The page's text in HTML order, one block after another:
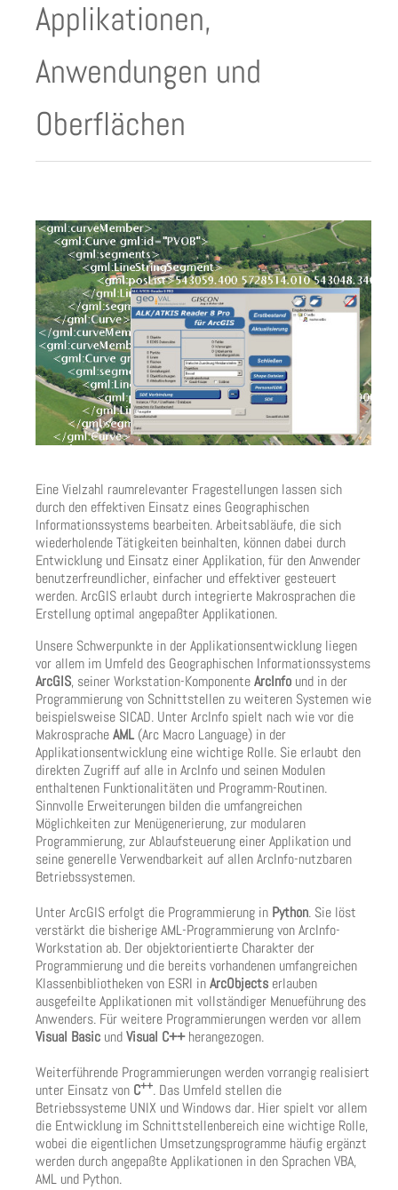
Applikationen,
Anwendungen und
Oberflächen
Eine Vielzahl raumrelevanter Fragestellungen lassen sich
durch den effektiven Einsatz eines Geographischen
Informationssystems bearbeiten. Arbeitsabläufe, die sich
wiederholende Tätigkeiten beinhalten, können dabei durch
Entwicklung und Einsatz einer Applikation, für den Anwender
benutzerfreundlicher, einfacher und effektiver gesteuert
werden. ArcGIS erlaubt durch integrierte Makrosprachen die
Erstellung optimal angepaßter Applikationen.
Unsere Schwerpunkte in der Applikationsentwicklung liegen
vor allem im Umfeld des Geographischen Informationssystems
ArcGIS, seiner Workstation-KomponenteArcInfo und in der
Programmierung von Schnittstellen zu weiteren Systemen wie
beispielsweise SICAD. Unter ArcInfo spielt nach wie vor die
MakrospracheAML (Arc Macro Language) in der
Applikationsentwicklung eine wichtige Rolle. Sie erlaubt den
direkten Zugriff auf alle in ArcInfo und seinen Modulen
enthaltenen Funktionalitäten und Programm-Routinen.
Sinnvolle Erweiterungen bilden die umfangreichen
Möglichkeiten zur Menügenerierung, zur modularen
Programmierung, zur Ablaufsteuerung einer Applikation und
seine generelle Verwendbarkeit auf allen ArcInfo-nutzbaren
Betriebssystemen.
Unter ArcGIS erfolgt die Programmierung in Python. Sie löst
verstärkt die bisherige AML-Programmierung von ArcInfo-
Workstation ab. Der objektorientierte Charakter der
Programmierung und die bereits vorhandenen umfangreichen
Klassenbibliotheken von ESRI inArcObjects erlauben
ausgefeilte Applikationen mit vollständiger Menueführung des
Anwenders. Für weitere Programmierungen werden vor allem
Visual Basic undVisual C++herangezogen.
Weiterführende Programmierungen werden vorrangig realisiert
unter Einsatz von C++. Das Umfeld stellen die
Betriebssysteme UNIX und Windows dar. Hier spielt vor allem
die Entwicklung im Schnittstellenbereich eine wichtige Rolle,
wobei die eigentlichen Umsetzungsprogramme häufig ergänzt
werden durch angepaßte Applikationen in den Sprachen VBA,
AML und Python.